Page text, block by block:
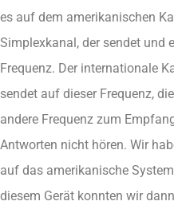
es auf dem amerikanischen
Simplexkanal, der sendet und
Frequenz. Der internationale
sendet auf dieser Frequenz,
andere Frequenz zum
Antworten nicht hören. Wir
auf das amerikanische
diesem Gerät konnten wir